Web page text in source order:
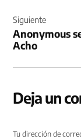
Siguiente
Anonymous
Acho
Deja un
Tu dirección de